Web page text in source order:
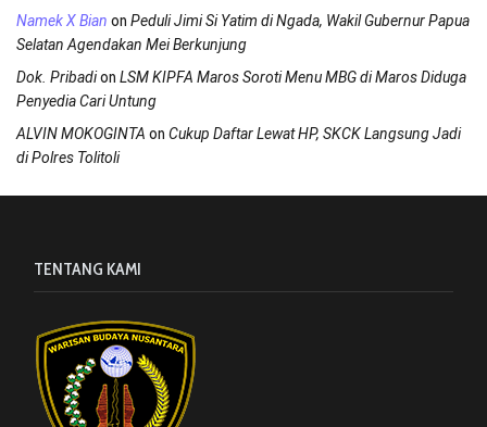
Namek X Bian on Peduli Jimi Si Yatim di Ngada, Wakil Gubernur Papua
Selatan Agendakan Mei Berkunjung
Dok. Pribadion LSM KIPFA Maros Soroti Menu MBG di Maros Diduga
Penyedia Cari Untung
ALVIN MOKOGINTA on Cukup Daftar Lewat HP, SKCK Langsung Jadi
di Polres Tolitoli
TENTANG KAMI